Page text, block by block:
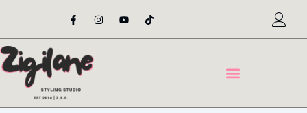
content
F
a
e
o
o
-
I
n
t
Y
o
t
T
i
t